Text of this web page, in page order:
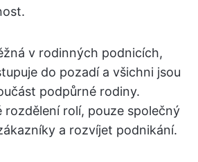
v rodinných podnicích,
do pozadí a všichni jsou
podpůrné rodiny.
rozdělení rolí, pouze společný
a rozvíjet podnikání.